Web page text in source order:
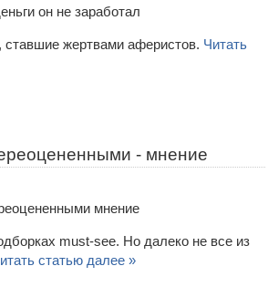
жертвами аферистов. Читать
- мнение
must-see. Но далеко не все из
статью далее »